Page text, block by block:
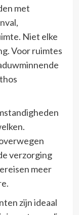
met
Niet elke
Voor ruimtes
verzorging
meer
zijn ideaal